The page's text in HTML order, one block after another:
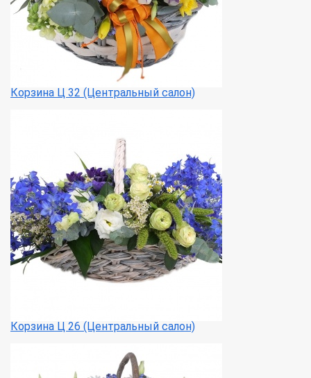
Корзина Ц 32 (Центральный салон)
Корзина Ц 26 (Центральный салон)